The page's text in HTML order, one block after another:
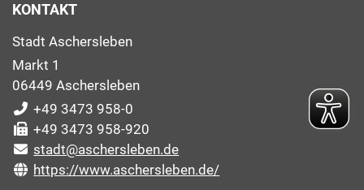
KONTAKT
Stadt Aschersleben
Markt 1
06449 Aschersleben
+49 3473 958-0
+49 3473 958-920
stadt@aschersleben.de
https://www.aschersleben.de/